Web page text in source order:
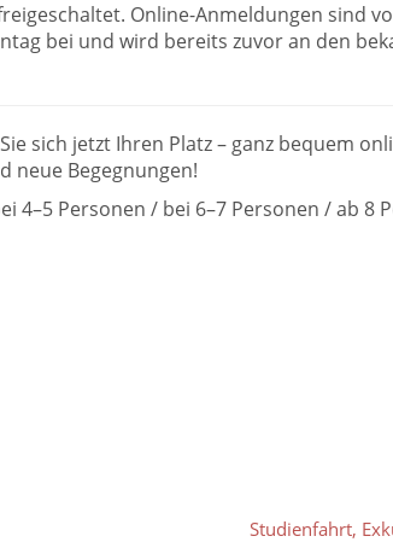
Online-Anmeldungen sind
bei und wird bereits zuvor an den
sich jetzt Ihren Platz – ganz bequem
neue Begegnungen!
Personen / bei 6–7 Personen / ab 8
Studienfahrt,